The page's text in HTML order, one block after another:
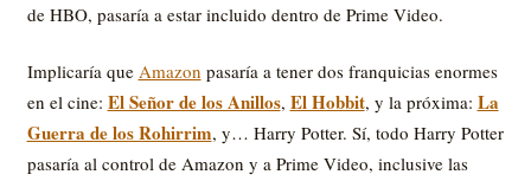
de HBO, pasaría a estar incluido dentro de Prime Video.
Implicaría que Amazon pasaría a tener dos franquicias enormes
en el cine: El Señor de los Anillos, El Hobbit, y la próxima: La
Guerra de los Rohirrim, y… Harry Potter. Sí, todo Harry Potter
pasaría al control de Amazon y a Prime Video, inclusive las